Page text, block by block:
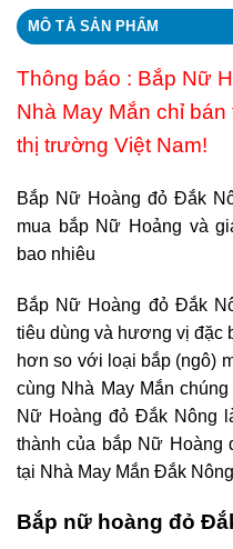
MÔ TẢ SẢN PHẨM
Thông báo : Bắp Nữ
Nhà May Mắn chỉ
thị trường Việt Nam!
Bắp Nữ Hoàng đỏ Đắk
mua bắp Nữ Hoảng và
bao nhiêu
Bắp Nữ Hoàng đỏ Đắk
tiêu dùng và hương vị đặc
hơn so với loại bắp (ngô)
cùng Nhà May Mắn
Nữ Hoàng đỏ Đắk Nông
thành của bắp Nữ Hoàng
tại Nhà May Mắn Đắk
Bắp nữ hoàng đỏ